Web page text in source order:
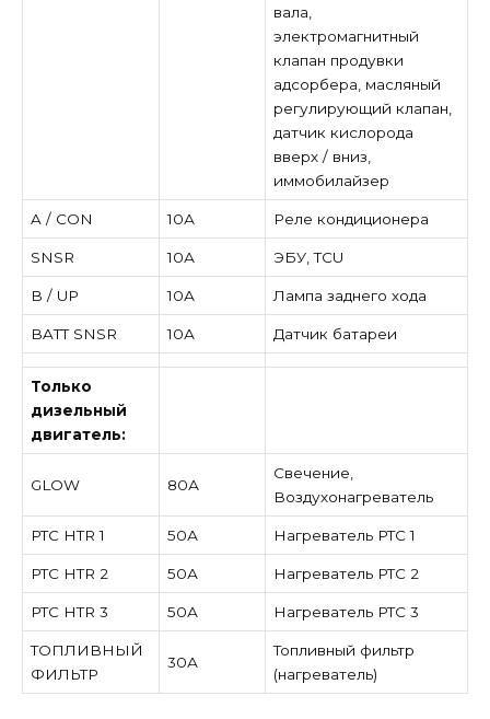
вала,
электромагнитный
клапан продувки
адсорбера, масляный
регулирующий клапан,
датчик кислорода
вверх / вниз,
иммобилайзер
A / CON 10А Реле кондиционера
SNSR 10А ЭБУ, TCU
B / UP 10А Лампа заднего хода
BATT SNSR 10А Датчик батареи
Только
дизельный
двигатель:
GLOW 80А
Свечение,
Воздухонагреватель
PTC HTR 1 50А Нагреватель PTC 1
PTC HTR 2 50А Нагреватель PTC 2
PTC HTR 3 50А Нагреватель PTC 3
ТОПЛИВНЫЙ
ФИЛЬТР
30А
Топливный фильтр
(нагреватель)